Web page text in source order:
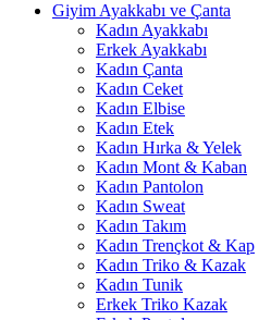
Giyim Ayakkabı ve Çanta
Kadın Ayakkabı
Erkek Ayakkabı
Kadın Çanta
Kadın Ceket
Kadın Elbise
Kadın Etek
Kadın Hırka & Yelek
Kadın Mont & Kaban
Kadın Pantolon
Kadın Sweat
Kadın Takım
Kadın Trençkot & Kap
Kadın Triko & Kazak
Kadın Tunik
Erkek Triko Kazak